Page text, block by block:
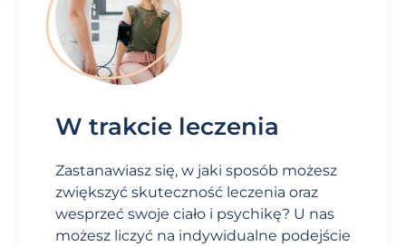
W trakcie leczenia
Zastanawiasz się, w jaki sposób możesz
zwiększyć skuteczność leczenia oraz
wesprzeć swoje ciało i psychikę? U nas
możesz liczyć na indywidualne podejście